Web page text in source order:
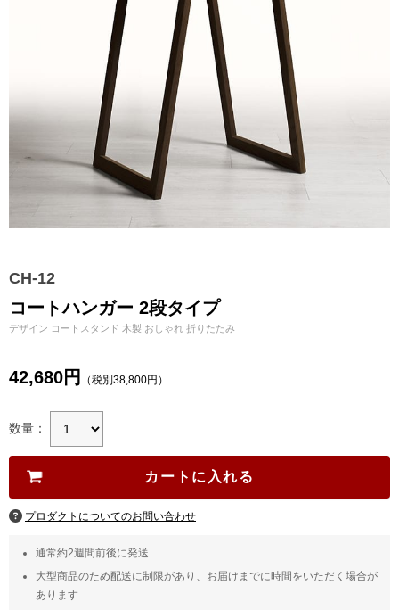
CH-12
コートハンガー 2段タイプ
デザイン コートスタンド 木製 おしゃれ 折りたたみ
42,680円 （税別38,800円）
数量：
プロダクトについてのお問い合わせ
通常約2週間前後に発送
大型商品のため配送に制限があり、お届けまでに時間をいただく場合が
あります